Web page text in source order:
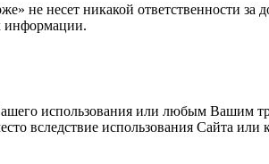
несет никакой ответственности за
информации.
использования или любым Вашим
вследствие использования Сайта или